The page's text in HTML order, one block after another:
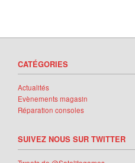
CATÉGORIES
Actualités
Evènements magasin
Réparation consoles
SUIVEZ NOUS SUR TWITTER